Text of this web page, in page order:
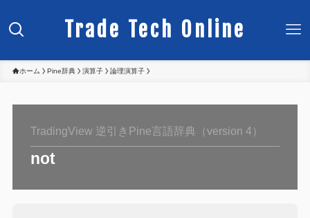
Trade Tech Online
ホーム Pine辞典 演算子 論理演算子
TradingView 逆引きPine言語辞典（version 4）
not